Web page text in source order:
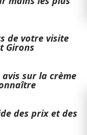
de votre visite
Girons
sur la crème
des prix et des